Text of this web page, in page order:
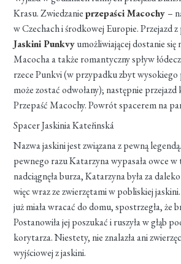
Krasu. Zwiedzanieprzepaści Macochy –
w Czechach i środkowej Europie. Przejazd
Jaskini Punkvyumożliwiającej dostanie się
Macocha a także romantyczny spływ
rzece Punkvi (w przypadku zbyt wysokiego
może zostać odwołany); następnie
Przepaść Macochy. Powrót spacerem na
Spacer Jaskinia Kateřinská
Nazwa jaskini jest związana z pewną
pewnego razu Katarzyna wypasała owce
nadciągnęła burza, Katarzyna była za
więc wraz ze zwierzętami w pobliskiej
już miała wracać do domu, spostrzegła, że
Postanowiła jej poszukać i ruszyła w głąb
korytarza. Niestety, nie znalazła ani
wyjściowej z jaskini.